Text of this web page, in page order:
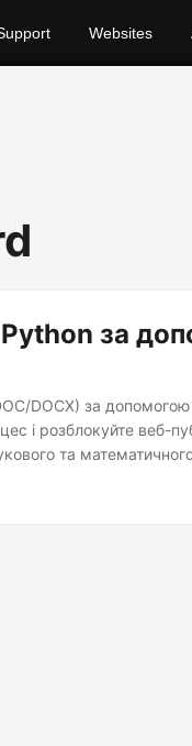
Websites
за
DOCX) за допомогою
і розблокуйте веб-
та